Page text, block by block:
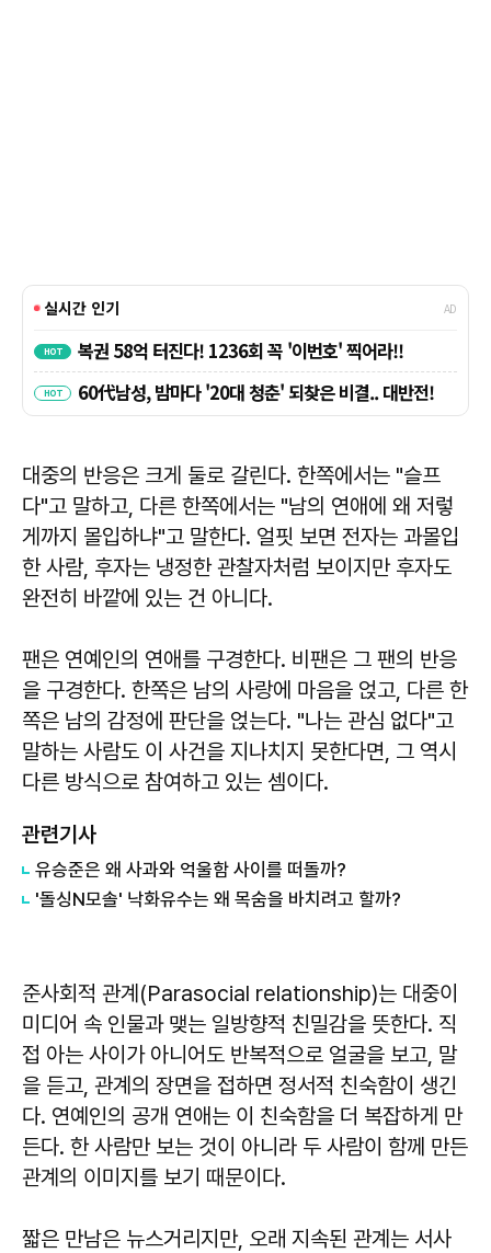
대중의 반응은 크게 둘로 갈린다. 한쪽에서는 "슬프
다"고 말하고, 다른 한쪽에서는 "남의 연애에 왜 저렇
게까지 몰입하냐"고 말한다. 얼핏 보면 전자는 과몰입
한 사람, 후자는 냉정한 관찰자처럼 보이지만 후자도
완전히 바깥에 있는 건 아니다.
팬은 연예인의 연애를 구경한다. 비팬은 그 팬의 반응
을 구경한다. 한쪽은 남의 사랑에 마음을 얹고, 다른 한
쪽은 남의 감정에 판단을 얹는다. "나는 관심 없다"고
말하는 사람도 이 사건을 지나치지 못한다면, 그 역시
다른 방식으로 참여하고 있는 셈이다.
관련기사
유승준은 왜 사과와 억울함 사이를 떠돌까?
'돌싱N모솔' 낙화유수는 왜 목숨을 바치려고 할까?
준사회적 관계(Parasocial relationship)는 대중이
미디어 속 인물과 맺는 일방향적 친밀감을 뜻한다. 직
접 아는 사이가 아니어도 반복적으로 얼굴을 보고, 말
을 듣고, 관계의 장면을 접하면 정서적 친숙함이 생긴
다. 연예인의 공개 연애는 이 친숙함을 더 복잡하게 만
든다. 한 사람만 보는 것이 아니라 두 사람이 함께 만든
관계의 이미지를 보기 때문이다.
짧은 만남은 뉴스거리지만, 오래 지속된 관계는 서사